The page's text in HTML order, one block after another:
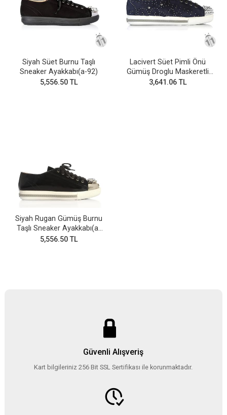
Siyah Süet Burnu Taşlı
Sneaker Ayakkabı(a-92)
5,556.50 TL
Lacivert Süet Pimli Önü
Gümüş Droglu Maskeretli
Sneaker Ayakkabı
3,641.06 TL
Siyah Rugan Gümüş Burnu
Taşlı Sneaker Ayakkabı(a-
92)
5,556.50 TL
Güvenli Alışveriş
Kart bilgileriniz 256 Bit SSL Sertifikası ile korunmaktadır.